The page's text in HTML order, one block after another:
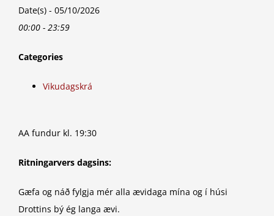
Date(s) - 05/10/2026
00:00 - 23:59
Categories
Vikudagskrá
AA fundur kl. 19:30
Ritningarvers dagsins:
Gæfa og náð fylgja mér alla ævidaga mína og í húsi
Drottins bý ég langa ævi.